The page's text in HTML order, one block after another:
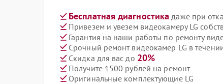
Бесплатная диагностика даже при
Привезем и увезем видеокамеру LG
Гарантия на наши работы по ремонту
Срочный ремонт видеокамер LG в
Скидка для вас до 20%
Получите 1500 рублей на ремонт
Оригинальные комплектующие LG